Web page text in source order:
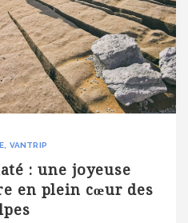
VANTRIP
: une joyeuse
en plein cœur des